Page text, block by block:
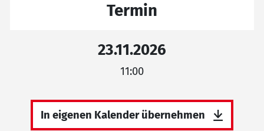
Termin
23.11.2026
11:00
In eigenen Kalender übernehmen